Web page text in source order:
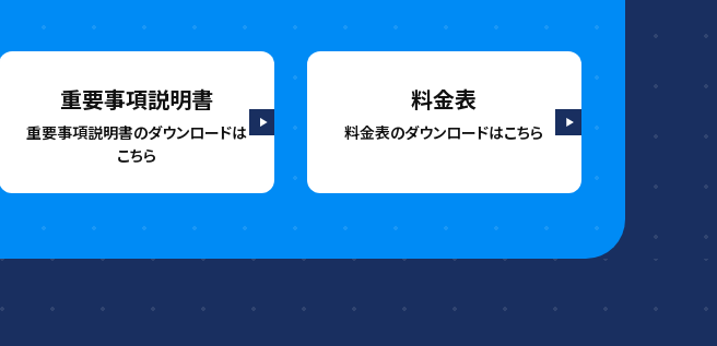
重要事項説明書
重要事項説明書のダウンロードは
こちら
料金表
料金表のダウンロードはこちら